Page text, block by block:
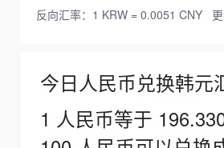
反向汇率：1 KRW = 0.0051 CNY
今日人民币兑换韩元
1 人民币等于